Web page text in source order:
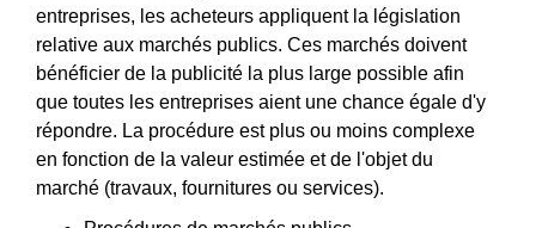
entreprises, les acheteurs appliquent la législation
relative aux marchés publics. Ces marchés doivent
bénéficier de la publicité la plus large possible afin
que toutes les entreprises aient une chance égale d'y
répondre. La procédure est plus ou moins complexe
en fonction de la valeur estimée et de l'objet du
marché (travaux, fournitures ou services).